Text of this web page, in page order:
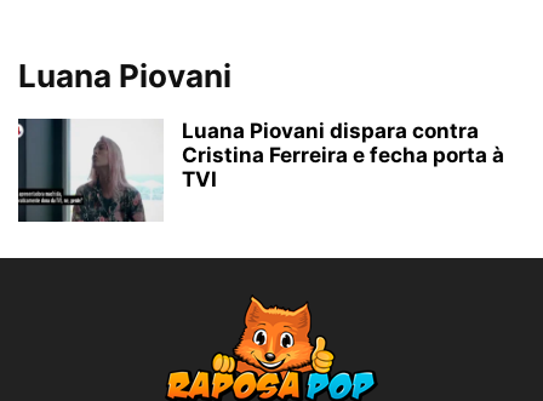
Luana Piovani
Luana Piovani dispara contra
Cristina Ferreira e fecha porta à
TVI